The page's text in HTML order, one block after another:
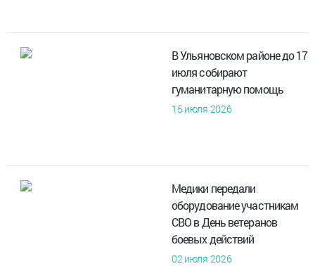
В Ульяновском районе до 17
июля собирают
гуманитарную помощь
15 июля 2026
Медики передали
оборудование участникам
СВО в День ветеранов
боевых действий
02 июля 2026